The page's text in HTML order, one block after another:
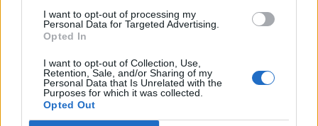
I want to opt-out of processing my
Personal Data for Targeted Advertising.
Opted In
I want to opt-out of Collection, Use,
Retention, Sale, and/or Sharing of my
Personal Data that Is Unrelated with the
Purposes for which it was collected.
Opted Out